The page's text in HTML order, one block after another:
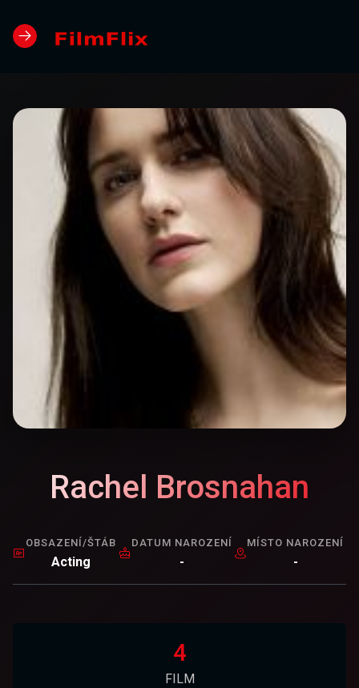
Rachel Brosnahan
OBSAZENÍ/ŠTÁB
Acting
DATUM NAROZENÍ
-
MÍSTO NAROZENÍ
-
4
FILM